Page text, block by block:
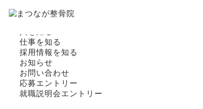
HOME
仕事を知る
採用情報を知る
お知らせ
お問い合わせ
応募エントリー
就職説明会エントリー